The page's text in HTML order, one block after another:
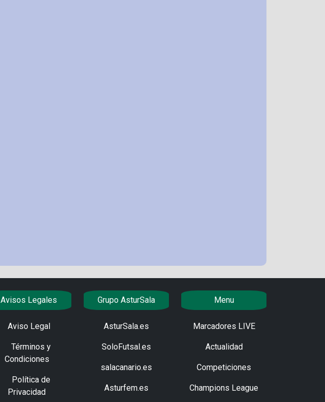
Avisos Legales
Aviso Legal
Términos y
Condiciones
Política de
Privacidad
Grupo AsturSala
AsturSala.es
SoloFutsal.es
salacanario.es
Asturfem.es
Menu
Marcadores LIVE
Actualidad
Competiciones
Champions League